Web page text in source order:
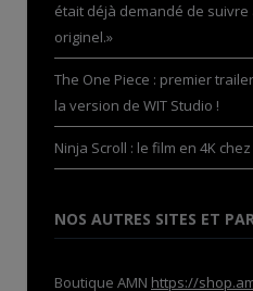
était déjà demandé de suivre
originel.»
The One Piece : premier
la version de WIT Studio !
Ninja Scroll : le film en 4K
NOS AUTRES SITES ET
Boutique AMN https://